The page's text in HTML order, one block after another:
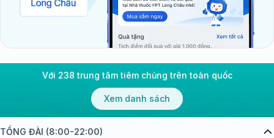
Với 238 trung tâm tiêm chủng trên toàn quốc
Xem danh sách
TỔNG ĐÀI (8:00-22:00)